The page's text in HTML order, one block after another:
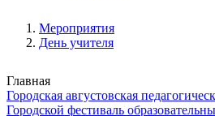
Мероприятия
День учителя
Главная
Городская августовская
Городской фестиваль